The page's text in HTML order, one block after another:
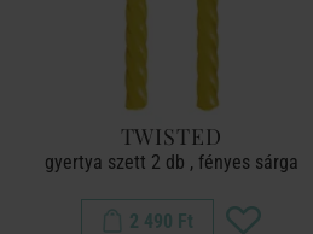
TWISTED
gyertya szett 2 db , fényes sárga
2 490 Ft